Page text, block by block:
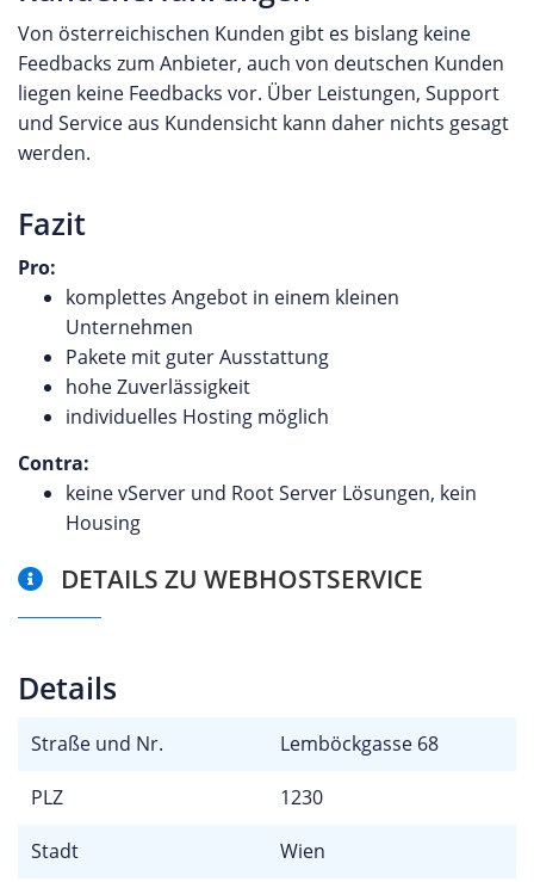
Von österreichischen Kunden gibt es bislang keine
Feedbacks zum Anbieter, auch von deutschen Kunden
liegen keine Feedbacks vor. Über Leistungen, Support
und Service aus Kundensicht kann daher nichts gesagt
werden.
Fazit
Pro:
komplettes Angebot in einem kleinen
Unternehmen
Pakete mit guter Ausstattung
hohe Zuverlässigkeit
individuelles Hosting möglich
Contra:
keine vServer und Root Server Lösungen, kein
Housing
DETAILS ZU WEBHOSTSERVICE
Details
Straße und Nr. Lemböckgasse 68
PLZ 1230
Stadt Wien